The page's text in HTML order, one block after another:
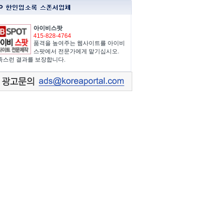
아이비스팟
415-828-4764
품격을 높여주는 웹사이트를 아이비
스팟에서 전문가에게 맡기십시오.
스런 결과를 보장합니다.